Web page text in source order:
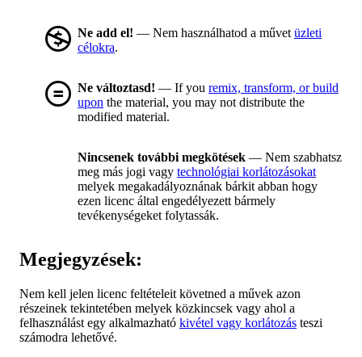
Ne add el! — Nem használhatod a művet üzleti
célokra.
Ne változtasd! — If you remix, transform, or build
upon the material, you may not distribute the
modified material.
Nincsenek további megkötések — Nem szabhatsz
meg más jogi vagy technológiai korlátozásokat
melyek megakadályoznának bárkit abban hogy
ezen licenc által engedélyezett bármely
tevékenységeket folytassák.
Megjegyzések:
Nem kell jelen licenc feltételeit követned a művek azon
részeinek tekintetében melyek közkincsek vagy ahol a
felhasználást egy alkalmazható kivétel vagy korlátozás teszi
számodra lehetővé.